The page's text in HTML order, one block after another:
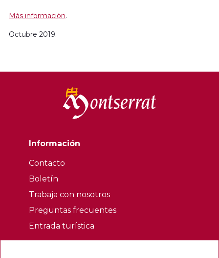
Más información.
Octubre 2019.
Información
Contacto
Boletín
Trabaja con nosotros
Preguntas frecuentes
Entrada turística